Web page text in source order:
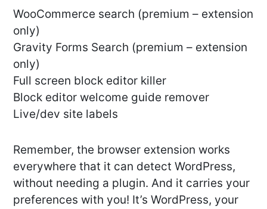
WooCommerce search (premium – extension
only)
Gravity Forms Search (premium – extension
only)
Full screen block editor killer
Block editor welcome guide remover
Live/dev site labels
Remember, the browser extension works
everywhere that it can detect WordPress,
without needing a plugin. And it carries your
preferences with you! It’s WordPress, your